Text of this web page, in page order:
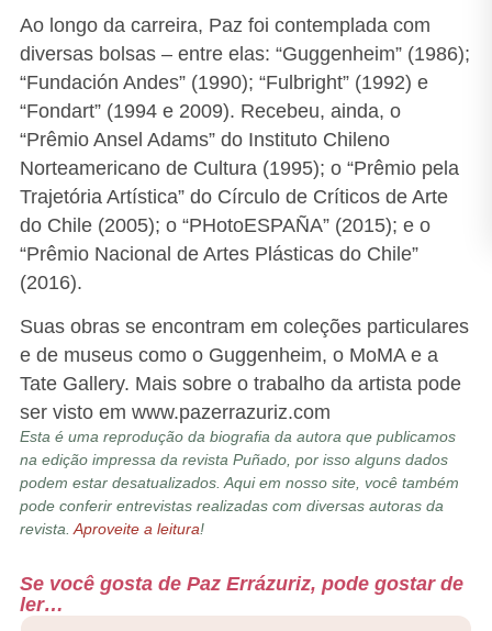
Ao longo da carreira, Paz foi contemplada com
diversas bolsas – entre elas: “Guggenheim” (1986);
“Fundación Andes” (1990); “Fulbright” (1992) e
“Fondart” (1994 e 2009). Recebeu, ainda, o
“Prêmio Ansel Adams” do Instituto Chileno
Norteamericano de Cultura (1995); o “Prêmio pela
Trajetória Artística” do Círculo de Críticos de Arte
do Chile (2005); o “PHotoESPAÑA” (2015); e o
“Prêmio Nacional de Artes Plásticas do Chile”
(2016).
Suas obras se encontram em coleções particulares
e de museus como o Guggenheim, o MoMA e a
Tate Gallery. Mais sobre o trabalho da artista pode
ser visto em www.pazerrazuriz.com
Esta é uma reprodução da biografia da autora que publicamos
na edição impressa da revista Puñado, por isso alguns dados
podem estar desatualizados. Aqui em nosso site, você também
pode conferir entrevistas realizadas com diversas autoras da
revista.Aproveite a leitura!
Se você gosta de Paz Errázuriz, pode gostar de
ler…